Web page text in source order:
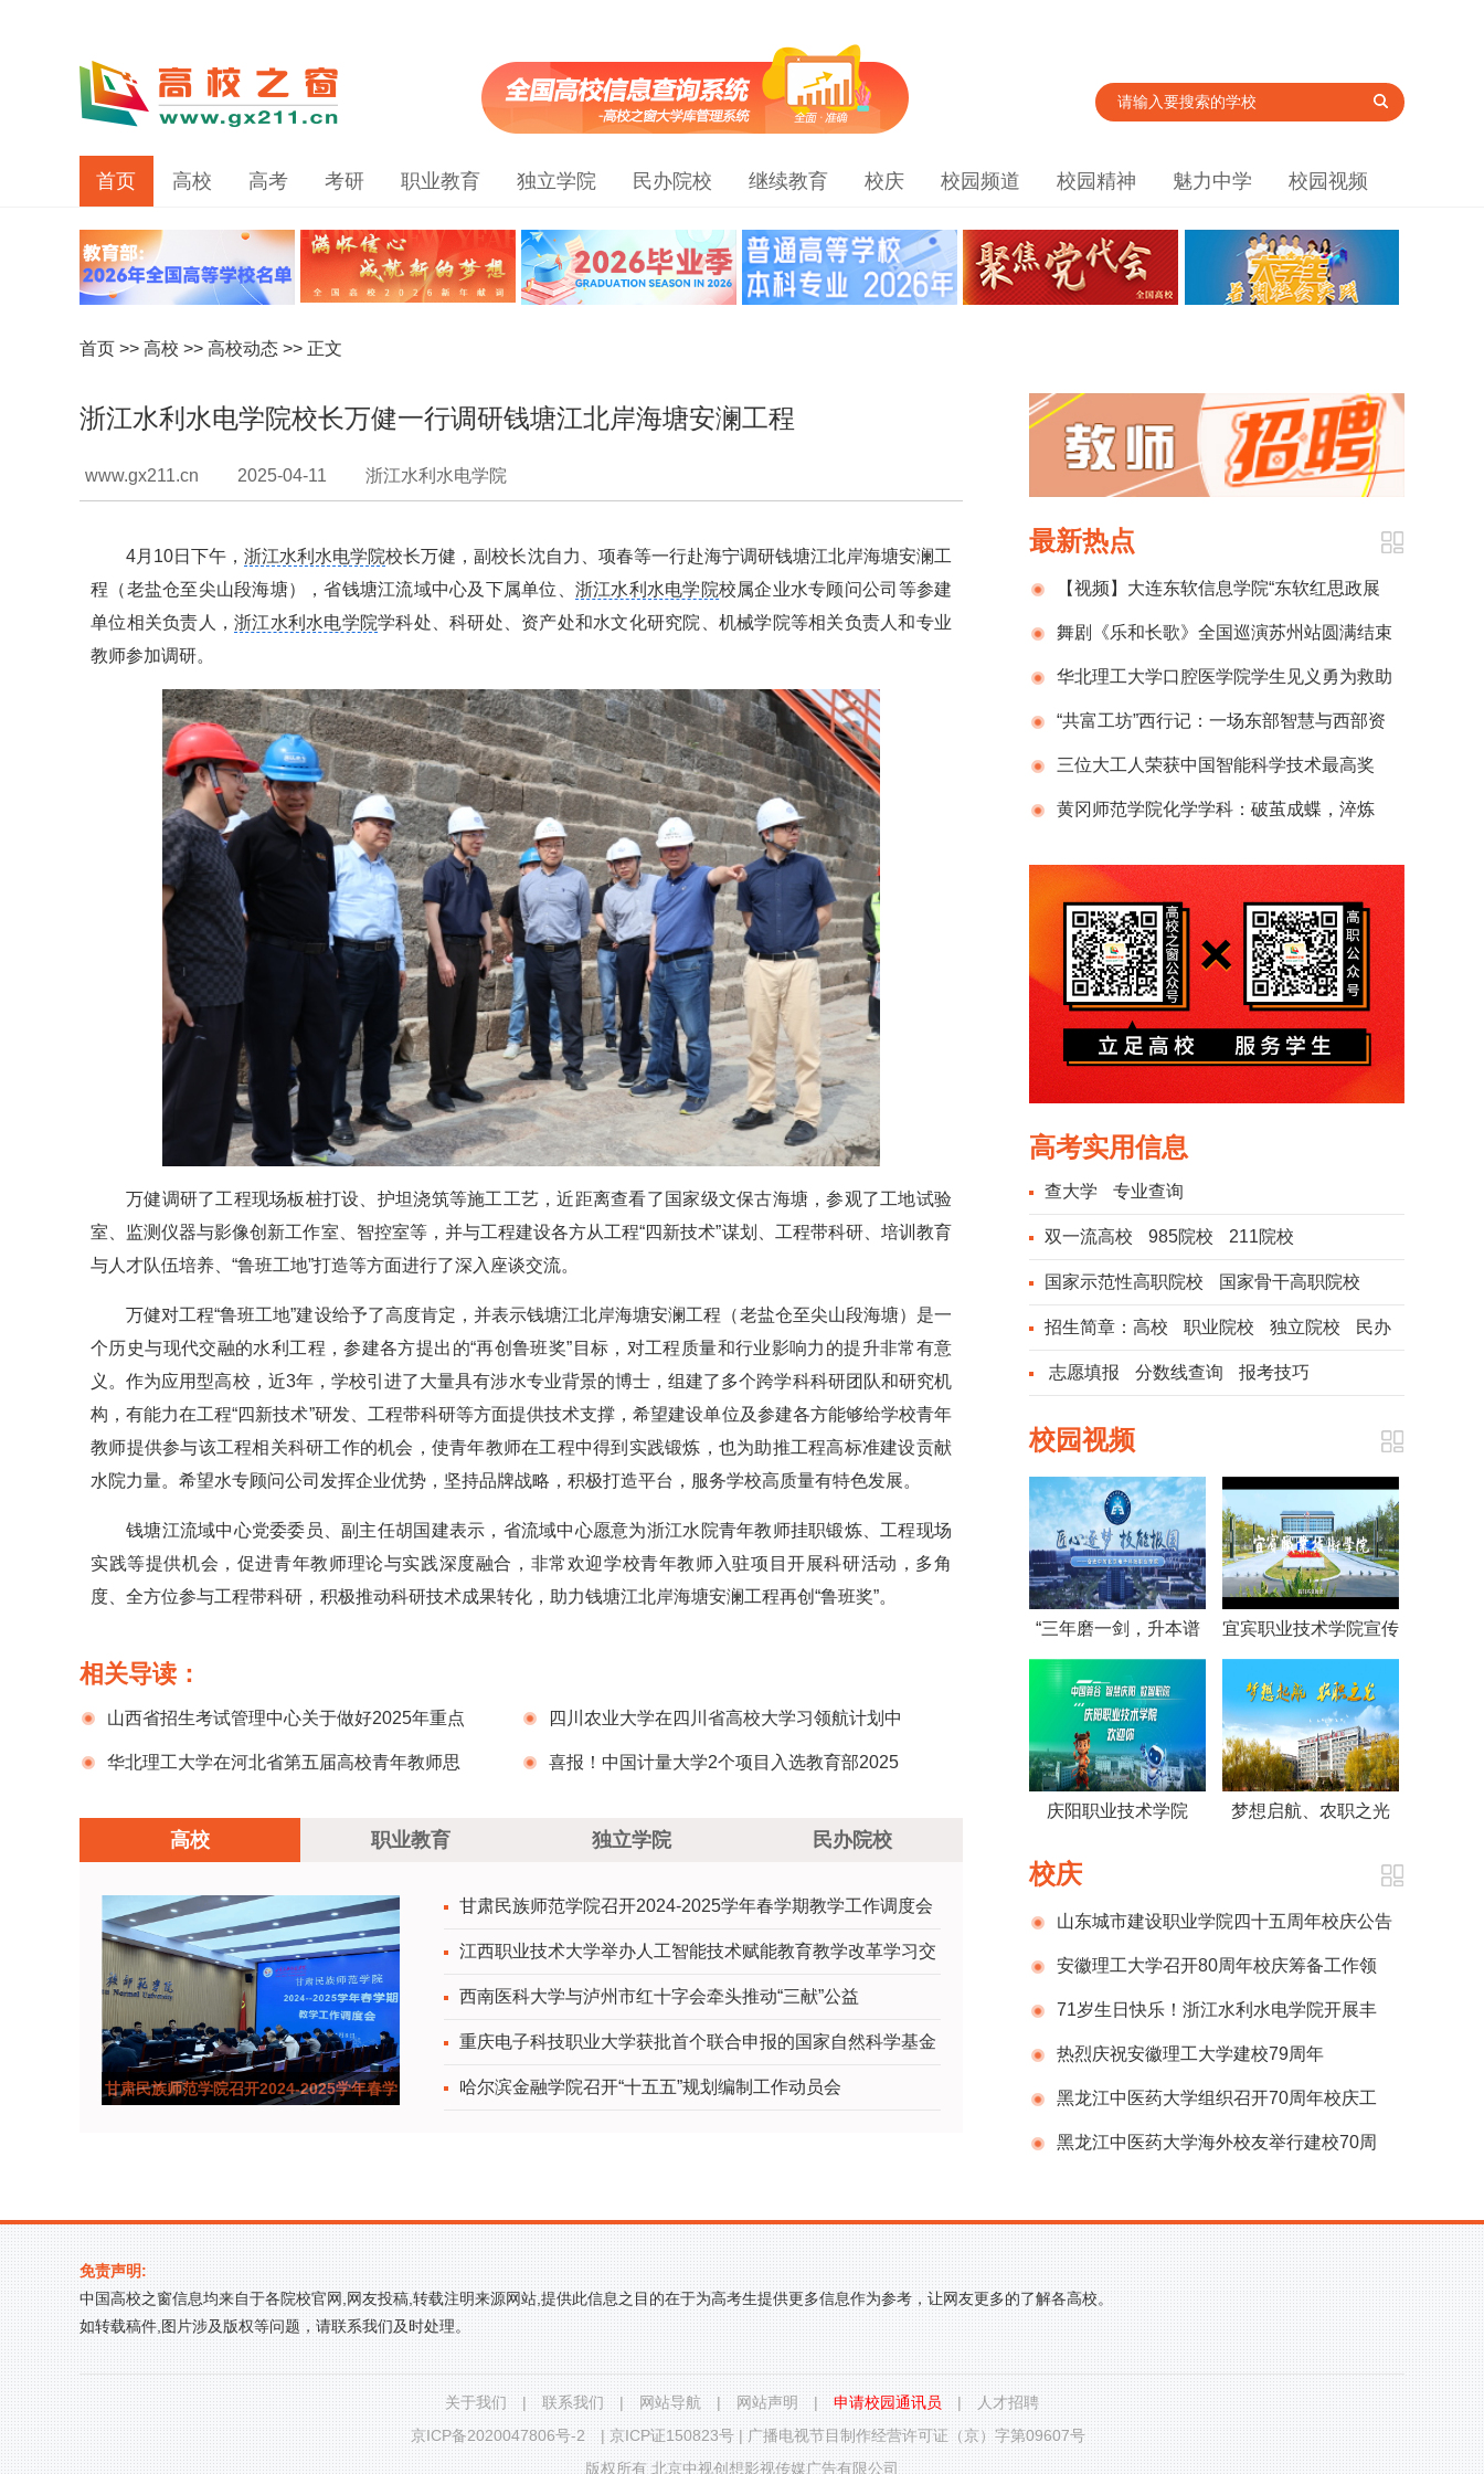
首页 高校 高考 考研 职业教育 独立学院 民办院校 继续教育 校庆 校园频道 校园精神 魅力中学 校园视频
首页 >> 高校 >> 高校动态 >> 正文
浙江水利水电学院校长万健一行调研钱塘江北岸海塘安澜工程
www.gx211.cn 2025-04-11 浙江水利水电学院
4月10日下午，浙江水利水电学院校长万健，副校长沈自力、项春等一行赴海宁调研钱塘江北岸海塘安澜工
程（老盐仓至尖山段海塘），省钱塘江流域中心及下属单位、 浙江水利水电学院校属企业水专顾问公司等参建
单位相关负责人，浙江水利水电学院学科处、科研处、资产处和水文化研究院、机械学院等相关负责人和专业
教师参加调研。
万健调研了工程现场板桩打设、护坦浇筑等施工工艺，近距离查看了国家级文保古海塘，参观了工地试验
室、监测仪器与影像创新工作室、智控室等，并与工程建设各方从工程“四新技术”谋划、工程带科研、培训教育
与人才队伍培养、“鲁班工地”打造等方面进行了深入座谈交流。
万健对工程“鲁班工地”建设给予了高度肯定，并表示钱塘江北岸海塘安澜工程（老盐仓至尖山段海塘）是一
个历史与现代交融的水利工程，参建各方提出的“再创鲁班奖”目标，对工程质量和行业影响力的提升非常有意
义。作为应用型高校，近3年，学校引进了大量具有涉水专业背景的博士，组建了多个跨学科科研团队和研究机
构，有能力在工程“四新技术”研发、工程带科研等方面提供技术支撑，希望建设单位及参建各方能够给学校青年
教师提供参与该工程相关科研工作的机会，使青年教师在工程中得到实践锻炼，也为助推工程高标准建设贡献
水院力量。希望水专顾问公司发挥企业优势，坚持品牌战略，积极打造平台，服务学校高质量有特色发展。
钱塘江流域中心党委委员、副主任胡国建表示，省流域中心愿意为浙江水院青年教师挂职锻炼、工程现场
实践等提供机会，促进青年教师理论与实践深度融合，非常欢迎学校青年教师入驻项目开展科研活动，多角
度、全方位参与工程带科研，积极推动科研技术成果转化，助力钱塘江北岸海塘安澜工程再创“鲁班奖”。
相关导读：
山西省招生考试管理中心关于做好2025年重点
高校招生专项计划工作的通知
四川农业大学在四川省高校大学习领航计划中
获佳绩
华北理工大学在河北省第五届高校青年教师思 喜报！中国计量大学2个项目入选教育部2025
高校 职业教育 独立学院 民办院校
甘肃民族师范学院召开2024-2025学年春学
甘肃民族师范学院召开2024-2025学年春学期教学工作调度会
江西职业技术大学举办人工智能技术赋能教育教学改革学习交
西南医科大学与泸州市红十字会牵头推动“三献”公益
重庆电子科技职业大学获批首个联合申报的国家自然科学基金
哈尔滨金融学院召开“十五五”规划编制工作动员会
最新热点
【视频】大连东软信息学院“东软红思政展
厅”揭幕
舞剧《乐和长歌》全国巡演苏州站圆满结束
华北理工大学口腔医学院学生见义勇为救助
突发心脏病群众
“共富工坊”西行记：一场东部智慧与西部资
源的双向奔赴
三位大工人荣获中国智能科学技术最高奖
黄冈师范学院化学学科：破茧成蝶，淬炼
高考实用信息
查大学 专业查询
双一流高校 985院校 211院校
国家示范性高职院校 国家骨干高职院校
招生简章： 高校 职业院校 独立院校 民办
院校志愿填报 分数线查询 报考技巧
校园视频
“三年磨一剑，升本谱
新篇”——北京科技职
业大学成立纪实
宜宾职业技术学院宣传
庆阳职业技术学院 梦想启航、农职之光
校庆
山东城市建设职业学院四十五周年校庆公告
（第1号）
安徽理工大学召开80周年校庆筹备工作领
导组办公室会议
71岁生日快乐！浙江水利水电学院开展丰
富多彩的庆祝建校71周年系列活动
热烈庆祝安徽理工大学建校79周年
黑龙江中医药大学组织召开70周年校庆工
作推进会议
黑龙江中医药大学海外校友举行建校70周
免责声明:
中国高校之窗信息均来自于各院校官网,网友投稿,转载注明来源网站,提供此信息之目的在于为高考生提供更多信息作为参考，让网友更多的了解各高校。
如转载稿件,图片涉及版权等问题，请联系我们及时处理。
关于我们 | 联系我们 | 网站导航 | 网站声明 | 申请校园通讯员 |
人才招聘
京ICP备2020047806号-2
|京ICP证150823号|广播电视节目制作经营许可证（京）字第09607号
版权所有 北京中视创想影视传媒广告有限公司